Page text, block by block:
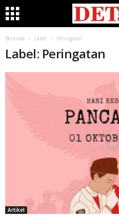
Beranda Label Peringatan
Label: Peringatan
Artikel